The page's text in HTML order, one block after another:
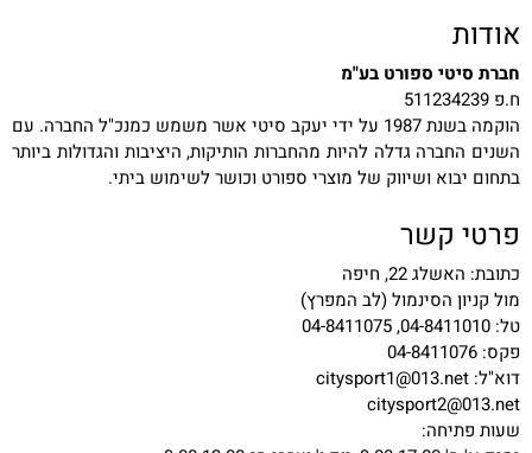
אודות
חברת סיטי ספורט בע"מ
ח.פ 511234239
הוקמה בשנת 1987 על ידי יעקב סיטי אשר משמש כמנכ"ל החברה. עם
השנים החברה גדלה להיות מהחברות הותיקות, היציבות והגדולות ביותר
בתחום יבוא ושיווק של מוצרי ספורט וכושר לשימוש ביתי.
פרטי קשר
כתובת: האשלג 22, חיפה
מול קניון הסינמול (לב המפרץ)
טל: 04-8411010, 04-8411075
פקס: 04-8411076
דוא"ל: citysport1@013.net
citysport2@013.net
שעות פתיחה: